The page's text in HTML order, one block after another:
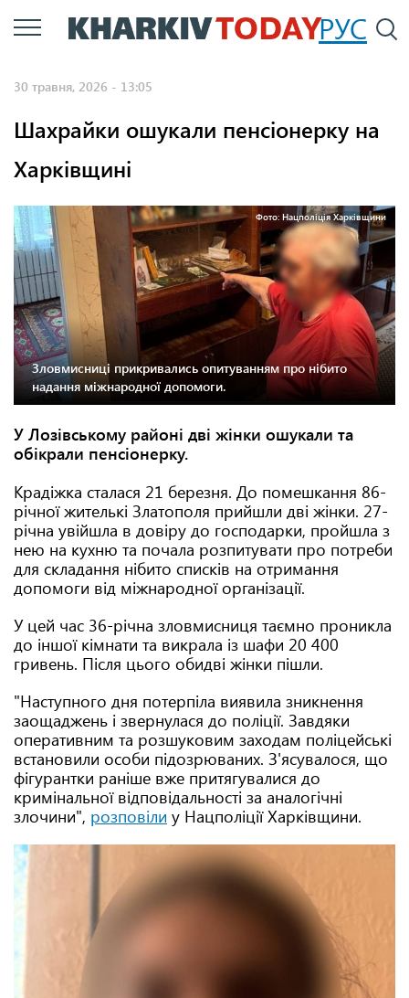
Перейти
до
РУС
30 травня, 2026 - 13:05
Шахрайки ошукали пенсіонерку на
Харківщині
Фото: Нацполіція Харківщини
Зловмисниці прикривались опитуванням про нібито
надання міжнародної допомоги.
У Лозівському районі дві жінки ошукали та
обікрали пенсіонерку.
Крадіжка сталася 21 березня. До помешкання 86-
річної жителькі Златополя прийшли дві жінки. 27-
річна увійшла в довіру до господарки, пройшла з
нею на кухню та почала розпитувати про потреби
для складання нібито списків на отримання
допомоги від міжнародної організації.
У цей час 36-річна зловмисниця таємно проникла
до іншої кімнати та викрала із шафи 20 400
гривень. Після цього обидві жінки пішли.
"Наступного дня потерпіла виявила зникнення
заощаджень і звернулася до поліції. Завдяки
оперативним та розшуковим заходам поліцейські
встановили особи підозрюваних. З'ясувалося, що
фігурантки раніше вже притягувалися до
кримінальної відповідальності за аналогічні
злочини", розповіли у Нацполіції Харківщини.